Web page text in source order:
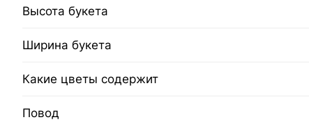
Высота букета
Ширина букета
Какие цветы содержит
Повод